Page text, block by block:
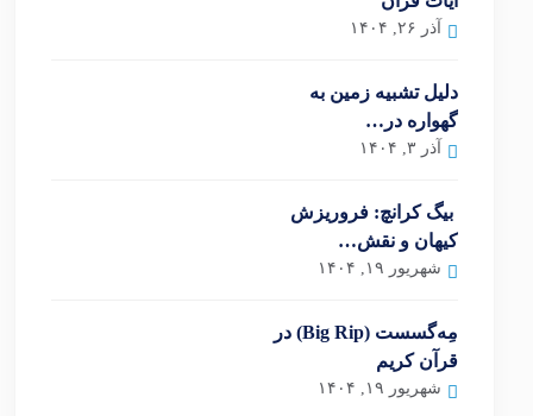
آذر ۲۶, ۱۴۰۴
دلیل تشبیه زمین به
گهواره در…
آذر ۳, ۱۴۰۴
بیگ کرانچ: فروریزش
کیهان و نقش…
شهریور ۱۹, ۱۴۰۴
مِه‌گسست (Big Rip) در
قرآن کریم
شهریور ۱۹, ۱۴۰۴